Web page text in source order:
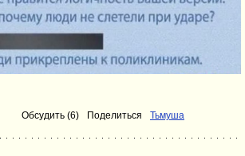
Обсудить (6) Поделиться Тьмуша